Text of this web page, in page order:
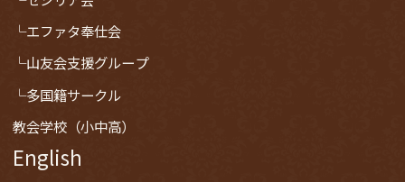
エファタ奉仕会
山友会支援グループ
多国籍サークル
教会学校（小中高）
English